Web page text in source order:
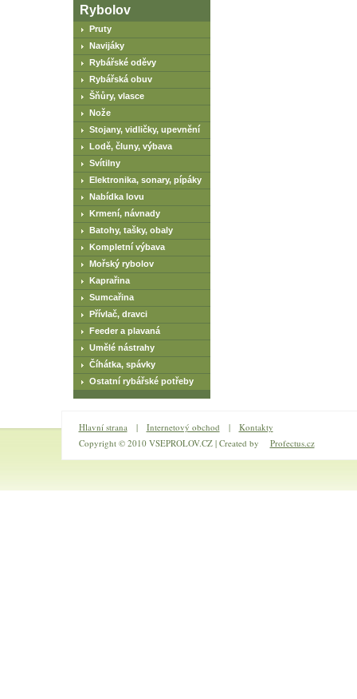
Rybolov
Pruty
Navijáky
Rybářské oděvy
Rybářská obuv
Šňůry, vlasce
Nože
Stojany, vidličky, upevnění
Lodě, čluny, výbava
Svítilny
Elektronika, sonary, pípáky
Nabídka lovu
Krmení, návnady
Batohy, tašky, obaly
Kompletní výbava
Mořský rybolov
Kaprařina
Sumcařina
Přívlač, dravci
Feeder a plavaná
Umělé nástrahy
Číhátka, spávky
Ostatní rybářské potřeby
Hlavní strana | Internetový obchod |
Kontakty
Copyright © 2010 VSEPROLOV.CZ | Created by
Profectus.cz